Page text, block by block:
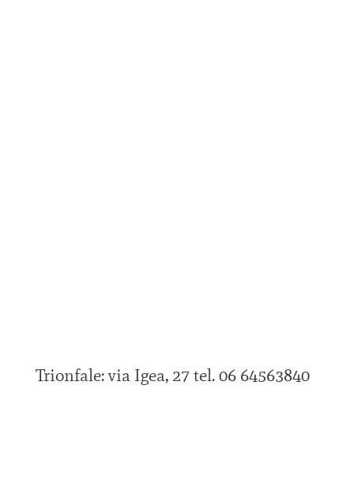
Trionfale: via Igea, 27 tel. 06 64563840